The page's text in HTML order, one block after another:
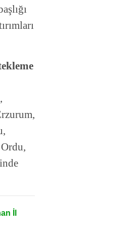
İl